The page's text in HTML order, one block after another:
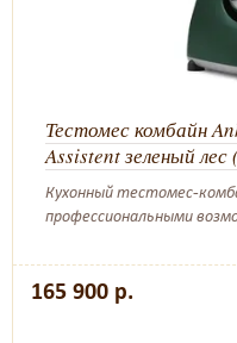
Тестомес комбайн
Assistent зеленый
Кухонный тестомес-
профессиональными
165 900 р.